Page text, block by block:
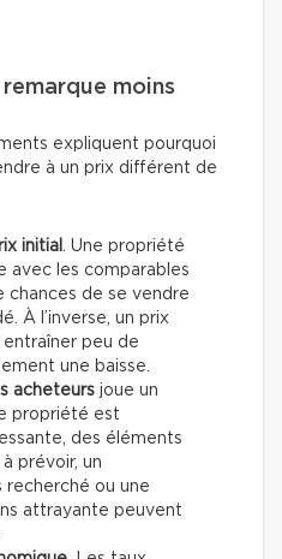
moins
expliquent pourquoi
à un prix différent de
initial . Une propriété
avec les comparables
chances de se vendre
À l’inverse, un prix
peu de
une baisse.
acheteurs joue un
propriété est
des éléments
prévoir, un
recherché ou une
attrayante peuvent